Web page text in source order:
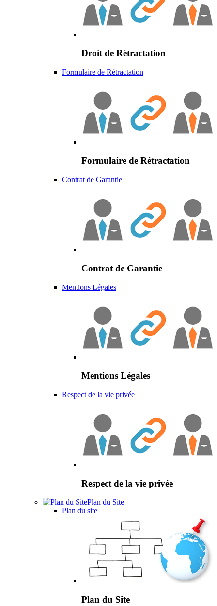
Droit de Rétractation
Formulaire de Rétractation
Formulaire de Rétractation
Contrat de Garantie
Contrat de Garantie
Mentions Légales
Mentions Légales
Respect de la vie privée
Respect de la vie privée
Plan du Site
Plan du site
Plan du Site